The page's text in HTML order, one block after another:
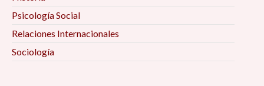
Psicología Social
Relaciones Internacionales
Sociología